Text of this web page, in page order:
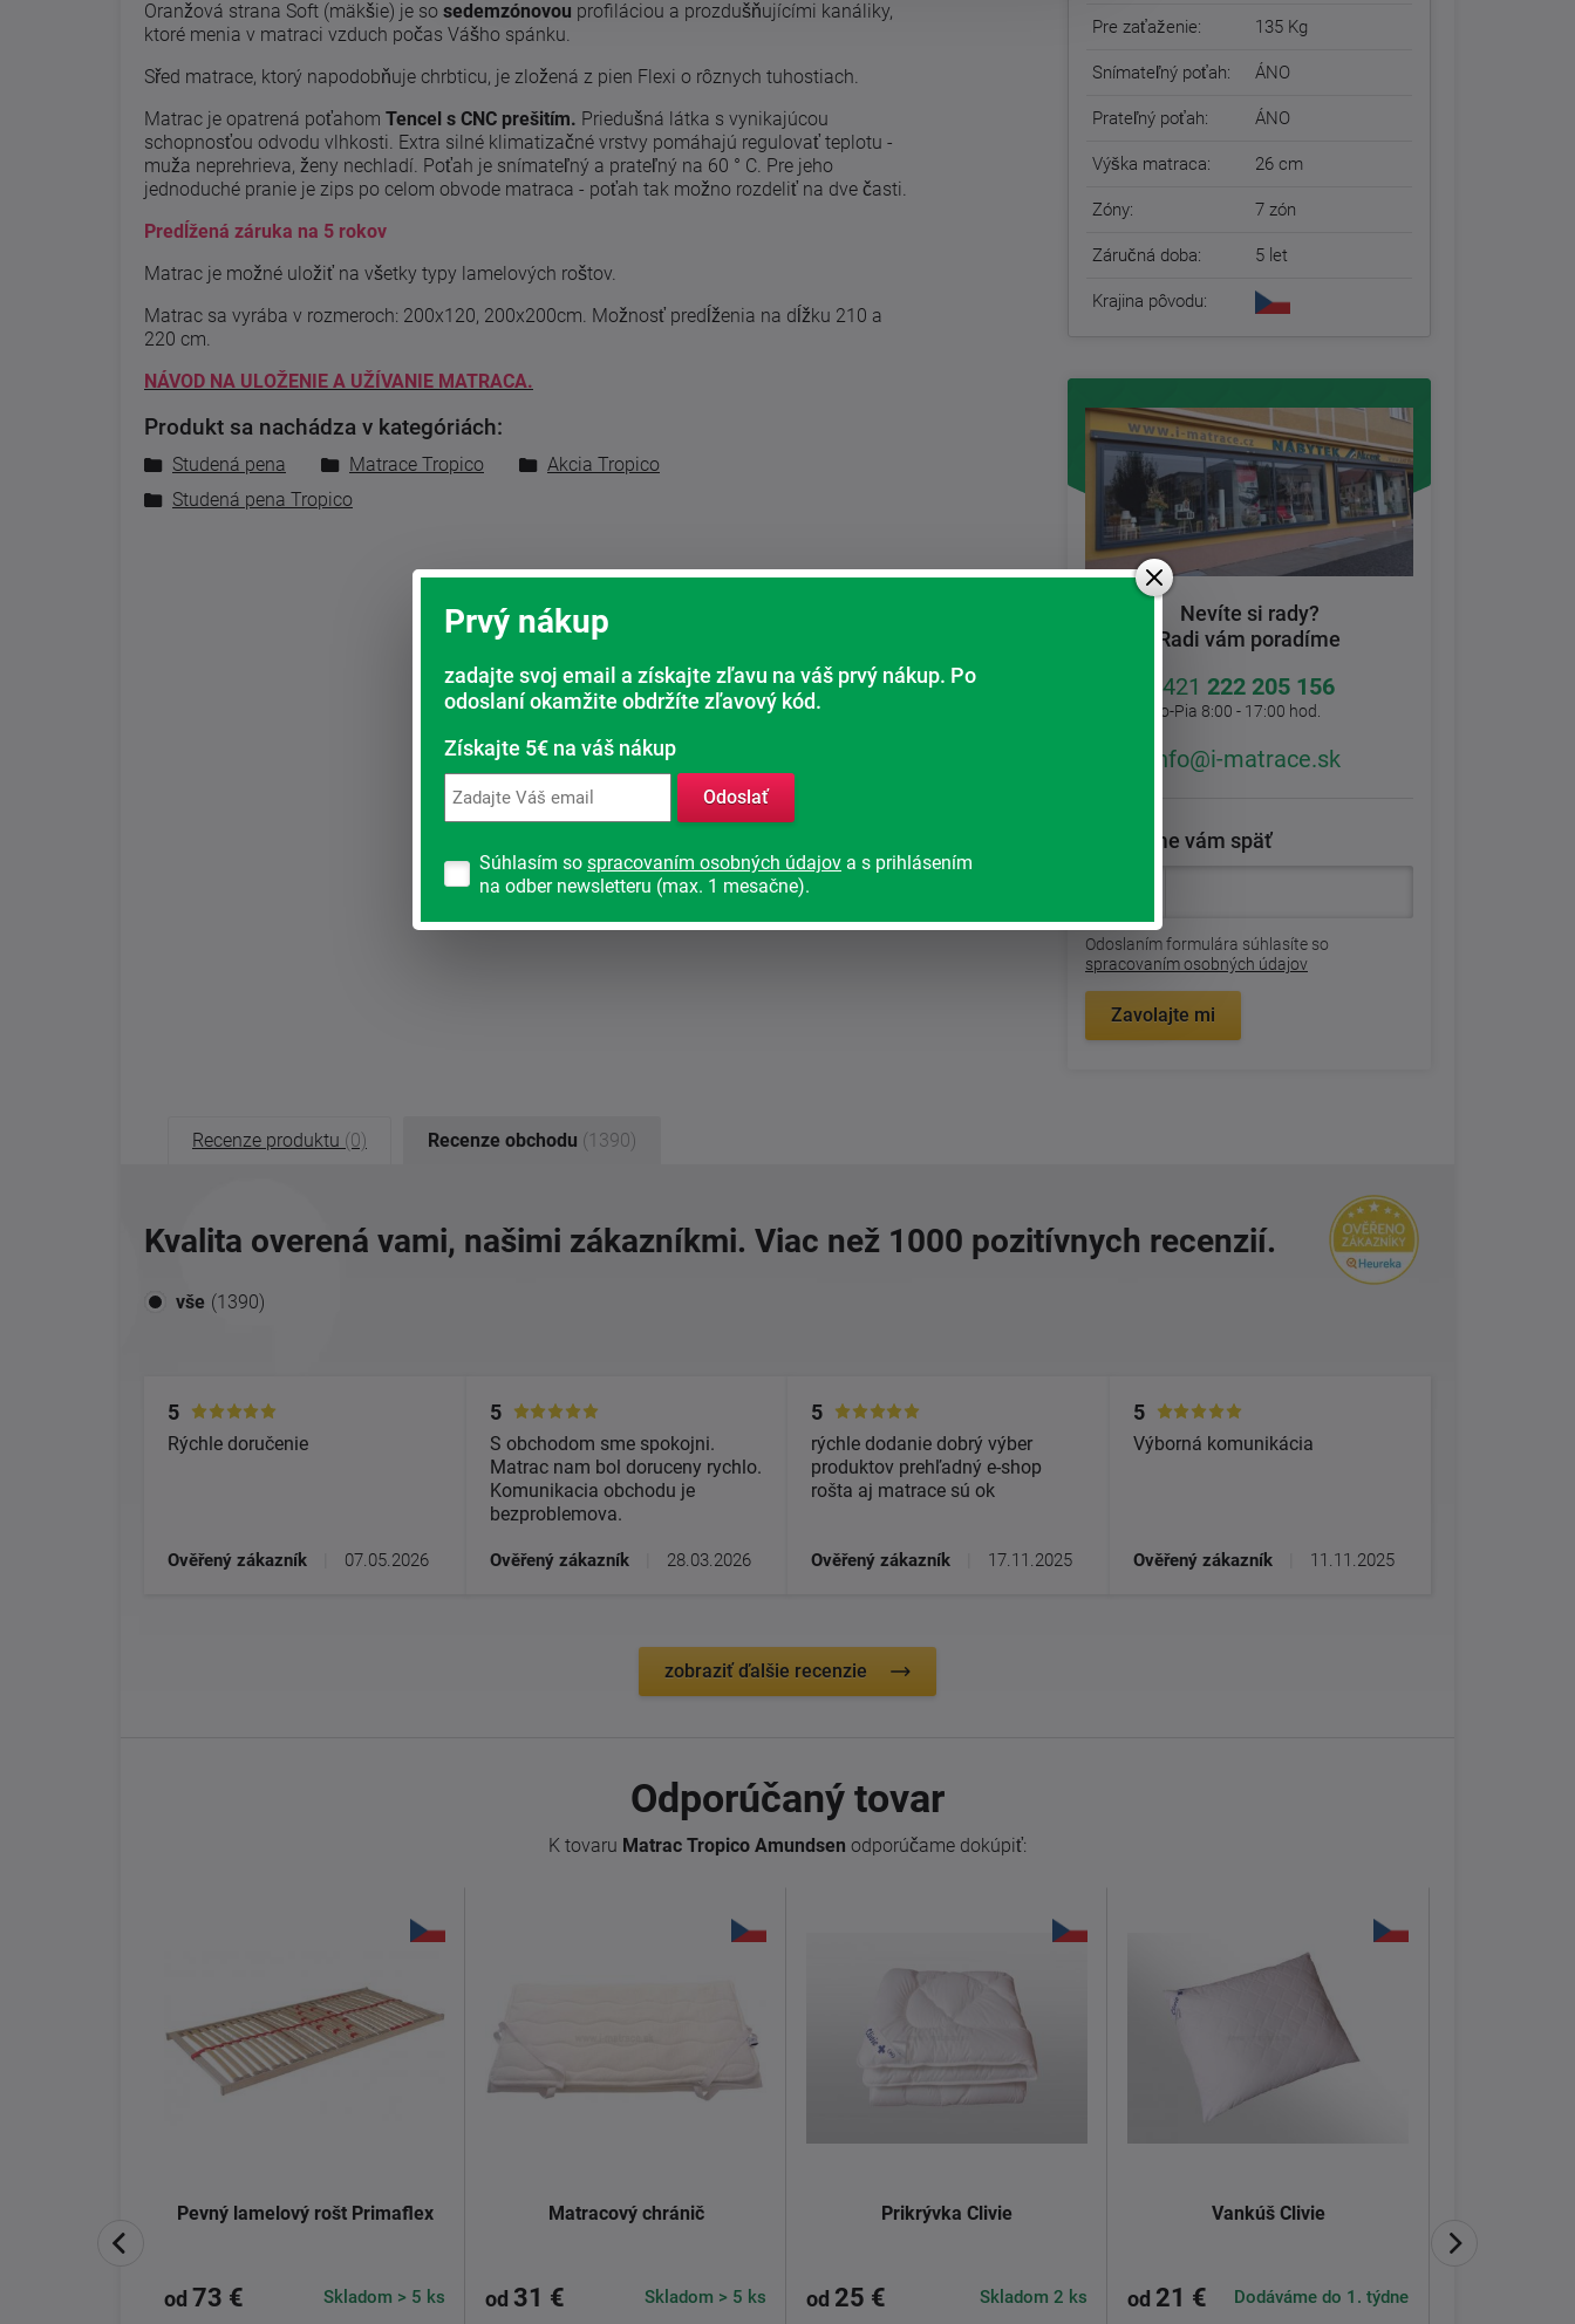
Oranžová strana Soft (mäkšie) je so sedemzónovou profiláciou a prozdušňujícími kanáliky,
ktoré menia v matraci vzduch počas Vášho spánku.
Sřed matrace, ktorý napodobňuje chrbticu, je zložená z pien Flexi o rôznych tuhostiach.
Matrac je opatrená poťahom Tencel s CNC prešitím. Priedušná látka s vynikajúcou
schopnosťou odvodu vlhkosti. Extra silné klimatizačné vrstvy pomáhajú regulovať teplotu -
muža neprehrieva, ženy nechladí. Poťah je snímateľný a prateľný na 60 ° C. Pre jeho
jednoduché pranie je zips po celom obvode matraca - poťah tak možno rozdeliť na dve časti.
Predĺžená záruka na 5 rokov
Matrac je možné uložiť na všetky typy lamelových roštov.
Matrac sa vyrába v rozmeroch: 200x120, 200x200cm. Možnosť predĺženia na dĺžku 210 a
220 cm.
NÁVOD NA ULOŽENIE A UŽÍVANIE MATRACA.
Produkt sa nachádza v kategóriách:
Studená pena Matrace Tropico
Akcia Tropico
Studená pena Tropico
Pre zaťaženie: 135 Kg
Snímateľný poťah: ÁNO
Prateľný poťah: ÁNO
Výška matraca: 26 cm
Zóny: 7 zón
Záručná doba: 5 let
Krajina pôvodu:
Nevíte si rady?
Radi vám poradíme
+421 222 205 156
Po-Pia 8:00 - 17:00 hod.
info@i-matrace.sk
Zavoláme vám späť
Odoslaním formulára súhlasíte so
spracovaním osobných údajov
Zavolajte mi
Recenze produktu (0) Recenze obchodu (1390)
Kvalita overená vami, našimi zákazníkmi. Viac než 1000 pozitívnych recenzií.
vše (1390)
5
Rýchle doručenie
Ověřený zákazník 07.05.2026
5
S obchodom sme spokojni.
Matrac nam bol doruceny rychlo.
Komunikacia obchodu je
bezproblemova.
Ověřený zákazník 28.03.2026
5
rýchle dodanie dobrý výber
produktov prehľadný e-shop
rošta aj matrace sú ok
Ověřený zákazník 17.11.2025
5
Výborná komunikácia
Ověřený zákazník 11.11.2025
zobraziť ďalšie recenzie
Odporúčaný tovar
K tovaru Matrac Tropico Amundsen odporúčame dokúpiť:
Pevný lamelový rošt Primaflex
od 73 € Skladom > 5 ks
Matracový chránič
od 31 € Skladom > 5 ks
Prikrývka Clivie
od 25 € Skladom 2 ks
Vankúš Clivie
od 21 € Dodáváme do 1. týdne
Prvý nákup
zadajte svoj email a získajte zľavu na váš prvý nákup. Po
odoslaní okamžite obdržíte zľavový kód.
Získajte 5€ na váš nákup
Odoslať
Súhlasím so spracovaním osobných údajov a s prihlásením
na odber newsletteru (max. 1 mesačne).